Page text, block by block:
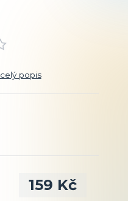
celý popis
159 Kč